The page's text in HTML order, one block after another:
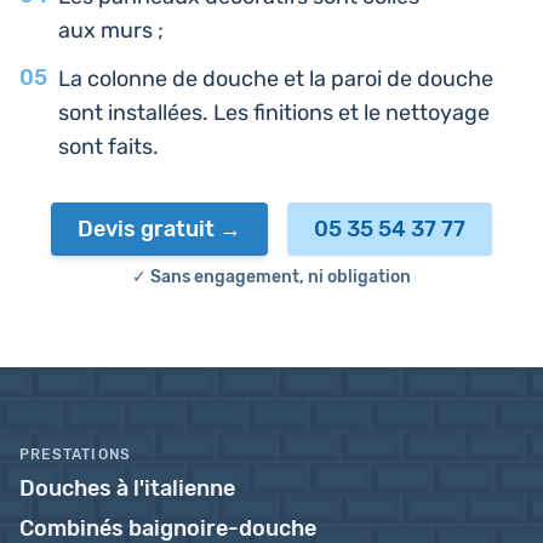
aux murs ;
La colonne de douche et la paroi de douche
sont ins­tal­lées. Les fini­tions et le net­toyage
sont faits.
Devis gratuit 05 35 54 37 77
✓ Sans engagement, ni obligation
PRESTATIONS
Douches à l'italienne
Combinés baignoire-douche